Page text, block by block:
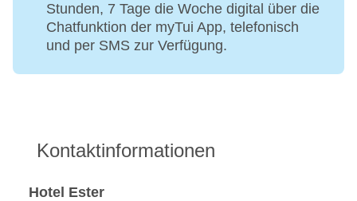
Stunden, 7 Tage die Woche digital über die
Chatfunktion der myTui App, telefonisch
und per SMS zur Verfügung.
Kontaktinformationen
Hotel Ester